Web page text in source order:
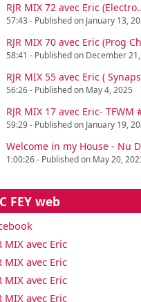
RJR MIX 72 avec Eric
57:43 - Published on January 13,
RJR MIX 70 avec Eric (Prog
58:41 - Published on December
RJR MIX 55 avec Eric (
56:26 - Published on May 4, 2025
RJR MIX 17 avec Eric- TFWM
59:29 - Published on January 19,
Welcome in my House - Nu
1:00:26 - Published on May 20,
FEY web
MIX avec Eric
MIX avec Eric
MIX avec Eric
MIX avec Eric